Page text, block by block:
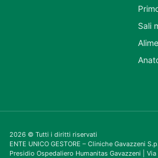
Sali
2026 © Tutti i diritti riservati
ENTE UNICO GESTORE – Cliniche Gavazzeni
Presidio Ospedaliero Humanitas Gavazzeni |